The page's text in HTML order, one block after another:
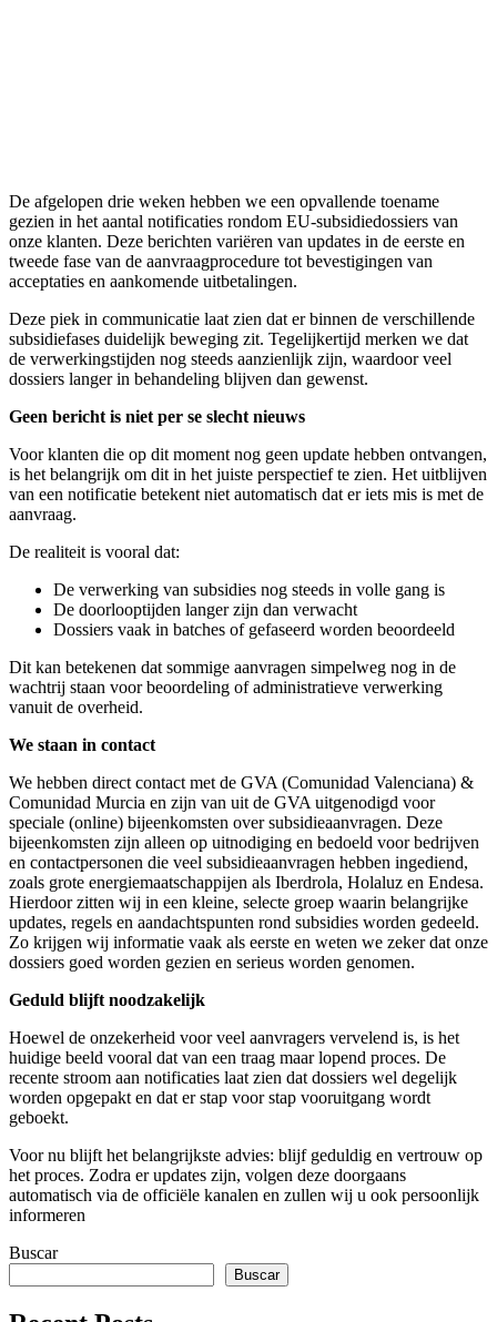
De afgelopen drie weken hebben we een opvallende toename
gezien in het aantal notificaties rondom EU-subsidiedossiers van
onze klanten. Deze berichten variëren van updates in de eerste en
tweede fase van de aanvraagprocedure tot bevestigingen van
acceptaties en aankomende uitbetalingen.
Deze piek in communicatie laat zien dat er binnen de verschillende
subsidiefases duidelijk beweging zit. Tegelijkertijd merken we dat
de verwerkingstijden nog steeds aanzienlijk zijn, waardoor veel
dossiers langer in behandeling blijven dan gewenst.
Geen bericht is niet per se slecht nieuws
Voor klanten die op dit moment nog geen update hebben ontvangen,
is het belangrijk om dit in het juiste perspectief te zien. Het uitblijven
van een notificatie betekent niet automatisch dat er iets mis is met de
aanvraag.
De realiteit is vooral dat:
De verwerking van subsidies nog steeds in volle gang is
De doorlooptijden langer zijn dan verwacht
Dossiers vaak in batches of gefaseerd worden beoordeeld
Dit kan betekenen dat sommige aanvragen simpelweg nog in de
wachtrij staan voor beoordeling of administratieve verwerking
vanuit de overheid.
We staan in contact
We hebben direct contact met de GVA (Comunidad Valenciana) &
Comunidad Murcia en zijn van uit de GVA uitgenodigd voor
speciale (online) bijeenkomsten over subsidieaanvragen. Deze
bijeenkomsten zijn alleen op uitnodiging en bedoeld voor bedrijven
en contactpersonen die veel subsidieaanvragen hebben ingediend,
zoals grote energiemaatschappijen als Iberdrola, Holaluz en Endesa.
Hierdoor zitten wij in een kleine, selecte groep waarin belangrijke
updates, regels en aandachtspunten rond subsidies worden gedeeld.
Zo krijgen wij informatie vaak als eerste en weten we zeker dat onze
dossiers goed worden gezien en serieus worden genomen.
Geduld blijft noodzakelijk
Hoewel de onzekerheid voor veel aanvragers vervelend is, is het
huidige beeld vooral dat van een traag maar lopend proces. De
recente stroom aan notificaties laat zien dat dossiers wel degelijk
worden opgepakt en dat er stap voor stap vooruitgang wordt
geboekt.
Voor nu blijft het belangrijkste advies: blijf geduldig en vertrouw op
het proces. Zodra er updates zijn, volgen deze doorgaans
automatisch via de officiële kanalen en zullen wij u ook persoonlijk
informeren
Buscar
Buscar